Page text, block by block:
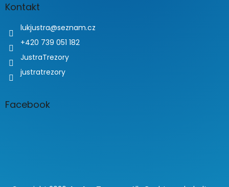
Kontakt
lukjustra@seznam.cz
+420 739 051 182
JustraTrezory
justratrezory
Facebook